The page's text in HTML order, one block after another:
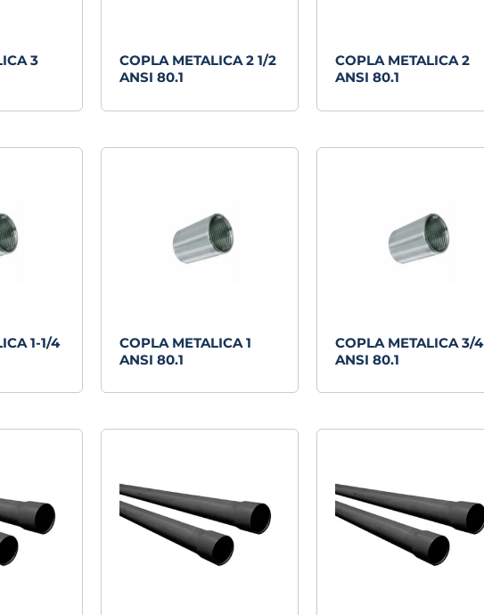
3
COPLA METALICA 2 1/2
ANSI 80.1
COPLA METALICA 2
ANSI 80.1
1-1/4
COPLA METALICA 1
ANSI 80.1
COPLA METALICA 3/4
ANSI 80.1